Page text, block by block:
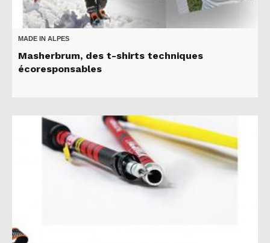
MADE IN ALPES
Masherbrum, des t-shirts techniques
écoresponsables